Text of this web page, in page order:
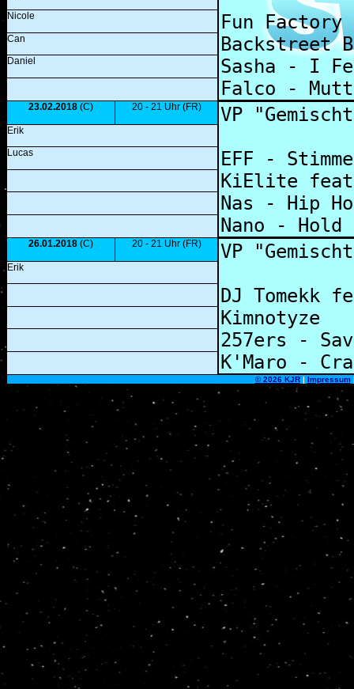
Nicole
Can
Daniel
23.02.2018 (C) 20 - 21 Uhr (FR)
Erik
Lucas
26.01.2018 (C) 20 - 21 Uhr (FR)
Erik
©2026 KJR| Impressum